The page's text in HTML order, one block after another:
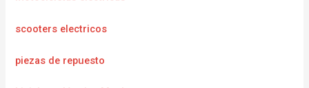
scooters electricos
piezas de repuesto